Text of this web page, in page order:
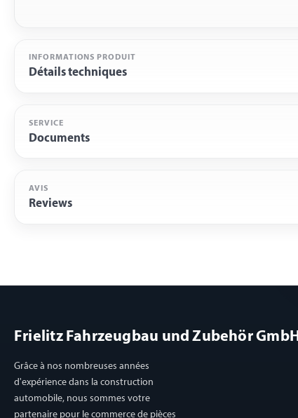
INFORMATIONS PRODUIT
Détails techniques
SERVICE
Documents
AVIS
Reviews
Frielitz Fahrzeugbau und Zubehör GmbH
Grâce à nos nombreuses années
d'expérience dans la construction
automobile, nous sommes votre
partenaire pour le commerce de pièces